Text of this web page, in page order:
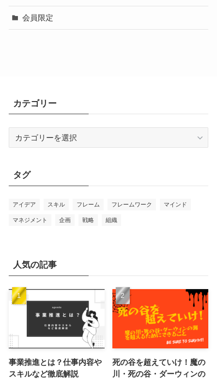
会員限定
カテゴリー
ー
タグ
アイデア スキル フレーム フレームワーク マインド
マネジメント 企画 戦略 組織
人気の記事
事業推進とは？仕事内容や
スキルなど徹底解説
死の谷を超えていけ！魔の
川・死の谷・ダーウィンの